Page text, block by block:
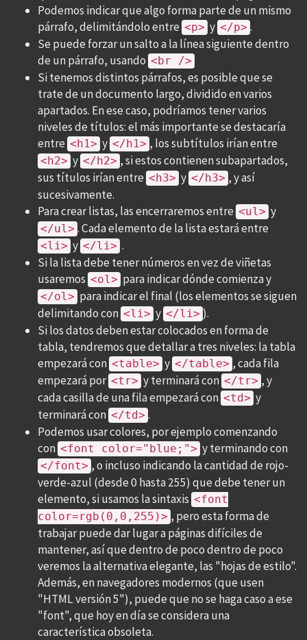
Podemos indicar que algo forma parte de un mismo
párrafo, delimitándolo entre <p> y </p> .
Se puede forzar un salto a la línea siguiente dentro
de un párrafo, usando <br />
Si tenemos distintos párrafos, es posible que se
trate de un documento largo, dividido en varios
apartados. En ese caso, podríamos tener varios
niveles de títulos: el más importante se destacaría
entre <h1> y </h1> , los subtítulos irían entre
<h2> y </h2> , si estos contienen subapartados,
sus títulos irían entre <h3> y </h3> , y así
sucesivamente.
Para crear listas, las encerraremos entre <ul> y
</ul> . Cada elemento de la lista estará entre
<li> y </li> .
Si la lista debe tener números en vez de viñetas
usaremos <ol> para indicar dónde comienza y
</ol> para indicar el final (los elementos se siguen
delimitando con <li> y </li> ).
Si los datos deben estar colocados en forma de
tabla, tendremos que detallar a tres niveles: la tabla
empezará con <table> y </table> , cada fila
empezará por <tr> y terminará con </tr> , y
cada casilla de una fila empezará con <td> y
terminará con </td> .
Podemos usar colores, por ejemplo comenzando
con <font color="blue;"> y terminando con
</font> , o incluso indicando la cantidad de rojo-
verde-azul (desde 0 hasta 255) que debe tener un
elemento, si usamos la sintaxis <font
color=rgb(0,0,255)> , pero esta forma de
trabajar puede dar lugar a páginas difíciles de
mantener, así que dentro de poco dentro de poco
veremos la alternativa elegante, las "hojas de estilo".
Además, en navegadores modernos (que usen
"HTML versión 5"), puede que no se haga caso a ese
"font", que hoy en día se considera una
característica obsoleta.